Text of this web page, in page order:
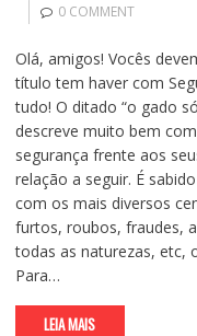
0 COMMENT
Olá, amigos! Vocês
título tem haver com
tudo! O ditado “o gado
descreve muito bem
segurança frente aos
relação a seguir. É
com os mais diversos
furtos, roubos, fraudes,
todas as naturezas, etc,
Para…
LEIA MAIS